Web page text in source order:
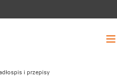
i przepisy